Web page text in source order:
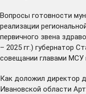
Вопросы готовности
реализации
первичного звена
– 2025 гг.) губернатор
совещании главами МСУ
Как доложил директор
Ивановской области